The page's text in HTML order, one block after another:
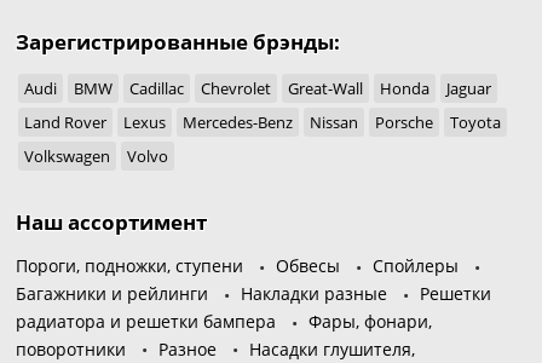
Зарегистрированные брэнды:
Audi BMW Cadillac Chevrolet Great-Wall Honda
Jaguar
Land Rover
Lexus Mercedes-Benz Nissan Porsche
Toyota
Volkswagen
Volvo
Наш ассортимент
Пороги, подножки, ступени Обвесы
Спойлеры
Багажники и рейлинги
Накладки разные
Решетки
радиатора и решетки бампера
Фары, фонари,
поворотники
Разное
Насадки глушителя,